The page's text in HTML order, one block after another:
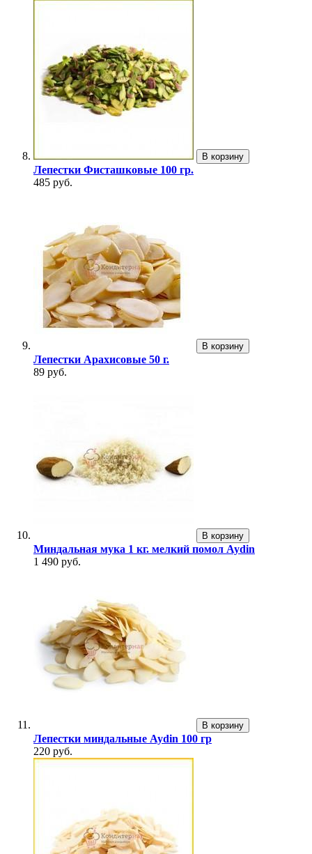
В корзину
Лепестки Фисташковые 100 гр.
485 руб.
В корзину
Лепестки Арахисовые 50 г.
89 руб.
В корзину
Миндальная мука 1 кг. мелкий помол Aydin
1 490 руб.
В корзину
Лепестки миндальные Aydin 100 гр
220 руб.